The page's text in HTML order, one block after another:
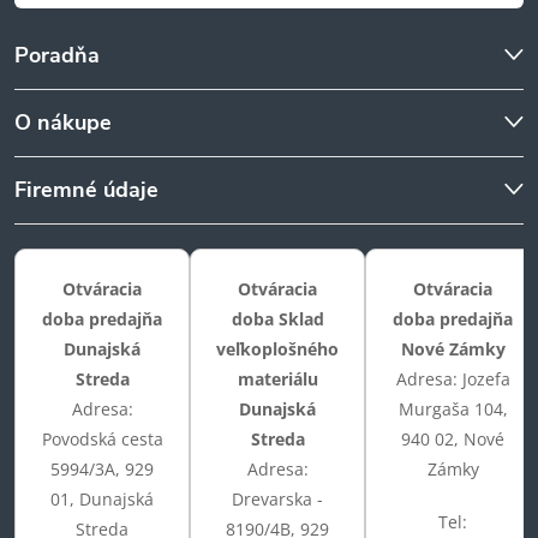
Poradňa
O nákupe
Firemné údaje
Otváracia
doba predajňa
Dunajská
Streda
Adresa:
Povodská cesta
5994/3A, 929
01, Dunajská
Streda
Otváracia
doba Sklad
veľkoplošného
materiálu
Dunajská
Streda
Adresa:
Drevarska -
8190/4B, 929
Otváracia
doba predajňa
Nové Zámky
Adresa: Jozefa
Murgaša 104,
940 02, Nové
Zámky
Tel: